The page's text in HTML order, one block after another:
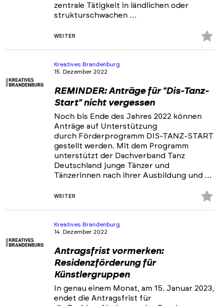
zentrale Tätigkeit in ländlichen oder
strukturschwachen …
WEITER
Kreatives Brandenburg
15. Dezember 2022
REMINDER: Anträge für "Dis-Tanz-
Start" nicht vergessen
Noch bis Ende des Jahres 2022 können
Anträge auf Unterstützung
durch Förderprogramm DIS-TANZ-START
gestellt werden. Mit dem Programm
unterstützt der Dachverband Tanz
Deutschland junge Tänzer und
Tänzerinnen nach ihrer Ausbildung und …
WEITER
Kreatives Brandenburg
14. Dezember 2022
Antragsfrist vormerken:
Residenzförderung für
Künstlergruppen
In genau einem Monat, am 15. Januar 2023,
endet die Antragsfrist für